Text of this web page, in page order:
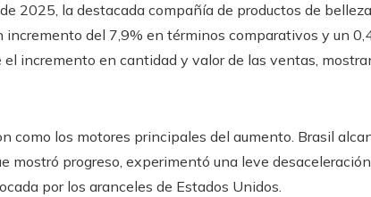
2025, la destacada compañía de productos de
incremento del 7,9% en términos comparativos y un
incremento en cantidad y valor de las ventas,
como los motores principales del aumento. Brasil
mostró progreso, experimentó una leve
por los aranceles de Estados Unidos.